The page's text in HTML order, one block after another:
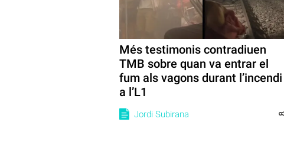
Més testimonis contradiuen
TMB sobre quan va entrar el
fum als vagons durant l’incendi
a l’L1
Jordi Subirana